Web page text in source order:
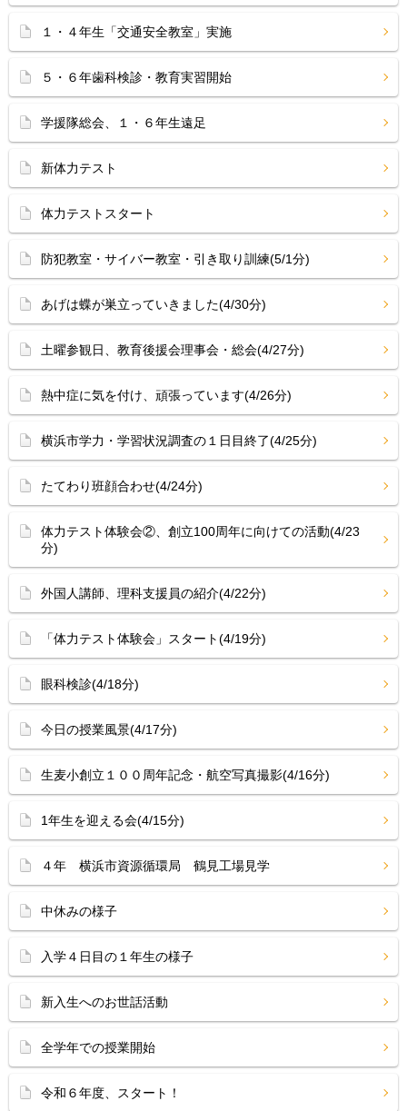
１・４年生「交通安全教室」実施
５・６年歯科検診・教育実習開始
学援隊総会、１・６年生遠足
新体力テスト
体力テストスタート
防犯教室・サイバー教室・引き取り訓練(5/1分)
あげは蝶が巣立っていきました(4/30分)
土曜参観日、教育後援会理事会・総会(4/27分)
熱中症に気を付け、頑張っています(4/26分)
横浜市学力・学習状況調査の１日目終了(4/25分)
たてわり班顔合わせ(4/24分)
体力テスト体験会②、創立100周年に向けての活動(4/23
分)
外国人講師、理科支援員の紹介(4/22分)
「体力テスト体験会」スタート(4/19分)
眼科検診(4/18分)
今日の授業風景(4/17分)
生麦小創立１００周年記念・航空写真撮影(4/16分)
1年生を迎える会(4/15分)
４年 横浜市資源循環局 鶴見工場見学
中休みの様子
入学４日目の１年生の様子
新入生へのお世話活動
全学年での授業開始
令和６年度、スタート！